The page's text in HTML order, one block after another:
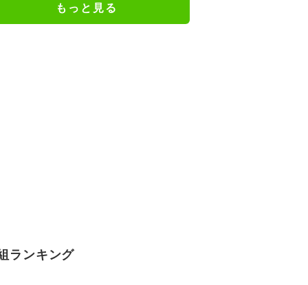
もっと見る
ランキング